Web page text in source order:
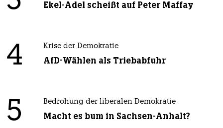
Ekel-Adel scheißt auf Peter Maffay
4 Krise der Demokratie
AfD-Wählen als Triebabfuhr
5 Bedrohung der liberalen Demokratie
Macht es bum in Sachsen-Anhalt?